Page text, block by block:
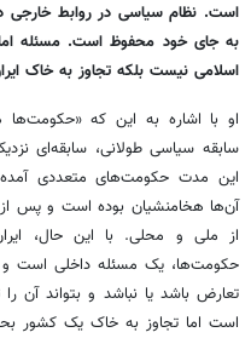
است. نظام سیاسی در روابط
به جای خود محفوظ است. مسئله
اسلامی نیست بلکه تجاوز به خاک
او با اشاره به این که «حکومت‌ها
سابقه‌ سیاسی طولانی، سابقه‌ای
این مدت حکومت‌های متعددی
آن‌ها هخامنشیان بوده است و پس
از ملی و محلی. با این حال،
حکومت‌ها، یک مسئله داخلی است
تعارض باشد یا نباشد و بتواند آن
است اما تجاوز به خاک یک کشور